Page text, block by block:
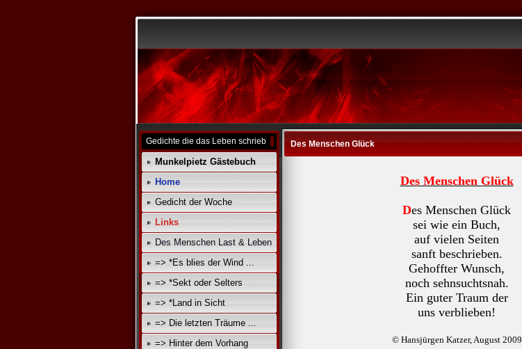
Gedichte die das Leben schrieb
Munkelpietz Gästebuch
Home
Gedicht der Woche
Links
Des Menschen Last & Leben
=> *Es blies der Wind ...
=> *Sekt oder Selters
=> *Land in Sicht
=> Die letzten Träume ...
=> Hinter dem Vorhang
Des Menschen Glück
Des Menschen Glück
Des Menschen Glück
sei wie ein Buch,
auf vielen Seiten
sanft beschrieben.
Gehoffter Wunsch,
noch sehnsuchtsnah.
Ein guter Traum der
uns verblieben!
© Hansjürgen Katzer, August 2009